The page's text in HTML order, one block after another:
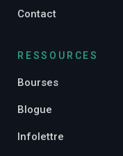
Contact
RESSOURCES
Bourses
Blogue
Infolettre